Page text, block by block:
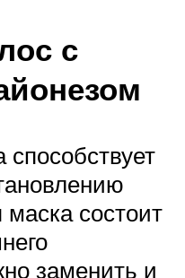
с
состоит
заменить и